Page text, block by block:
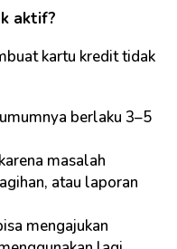
aktif?
kartu kredit tidak
berlaku 3–5
masalah
atau laporan
mengajukan